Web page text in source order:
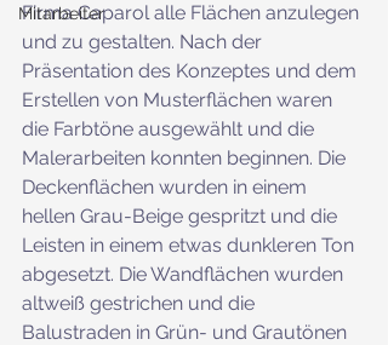
Mitarbeiter
Firma Caparol alle Flächen anzulegen
und zu gestalten. Nach der
Präsentation des Konzeptes und dem
Erstellen von Musterflächen waren
die Farbtöne ausgewählt und die
Malerarbeiten konnten beginnen. Die
Deckenflächen wurden in einem
hellen Grau-Beige gespritzt und die
Leisten in einem etwas dunkleren Ton
abgesetzt. Die Wandflächen wurden
altweiß gestrichen und die
Balustraden in Grün- und Grautönen